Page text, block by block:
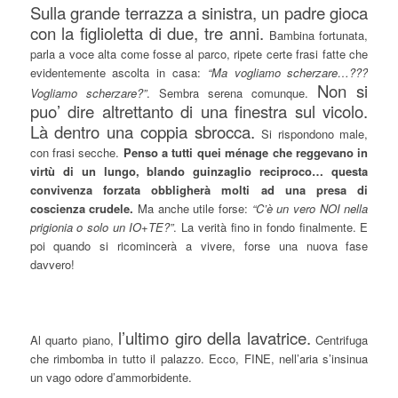
Sulla grande terrazza a sinistra, un padre gioca
con la figlioletta di due, tre anni. Bambina fortunata,
parla a voce alta come fosse al parco, ripete certe frasi fatte che
evidentemente ascolta in casa: “Ma vogliamo scherzare…???
Vogliamo scherzare?”. Sembra serena comunque. Non si
puo’ dire altrettanto di una finestra sul vicolo.
Là dentro una coppia sbrocca. Si rispondono male,
con frasi secche. Penso a tutti quei ménage che reggevano in
virtù di un lungo, blando guinzaglio reciproco… questa
convivenza forzata obbligherà molti ad una presa di
coscienza crudele. Ma anche utile forse: “C’è un vero NOI nella
prigionia o solo un IO+TE?”. La verità fino in fondo finalmente. E
poi quando si ricomincerà a vivere, forse una nuova fase
davvero!
Al quarto piano, l’ultimo giro della lavatrice. Centrifuga
che rimbomba in tutto il palazzo. Ecco, FINE, nell’aria s’insinua
un vago odore d’ammorbidente.